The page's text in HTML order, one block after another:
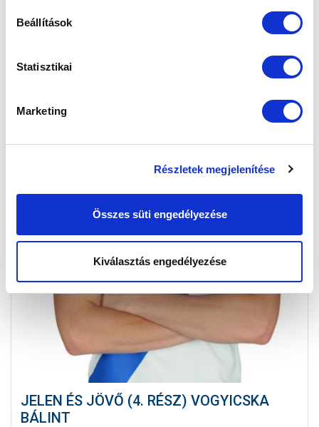
Beállítások
Statisztikai
Marketing
Részletek megjelenítése
Összes süti engedélyezése
Kiválasztás engedélyezése
JELEN ÉS JÖVŐ (4. RÉSZ) VOGYICSKA
BÁLINT